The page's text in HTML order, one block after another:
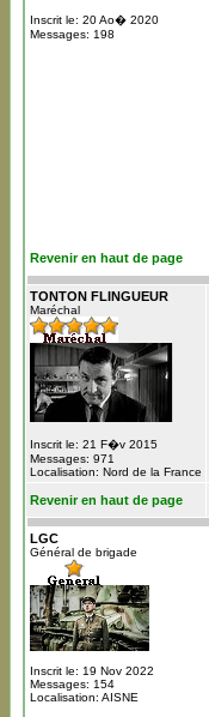
Inscrit le: 20 Ao� 2020
Messages: 198
Revenir en haut de page
TONTON FLINGUEUR
Maréchal
Inscrit le: 21 F�v 2015
Messages: 971
Localisation: Nord de la France
Revenir en haut de page
LGC
Général de brigade
Inscrit le: 19 Nov 2022
Messages: 154
Localisation: AISNE